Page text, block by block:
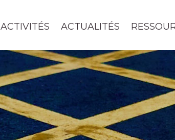
ACTIVITÉS ACTUALITÉS